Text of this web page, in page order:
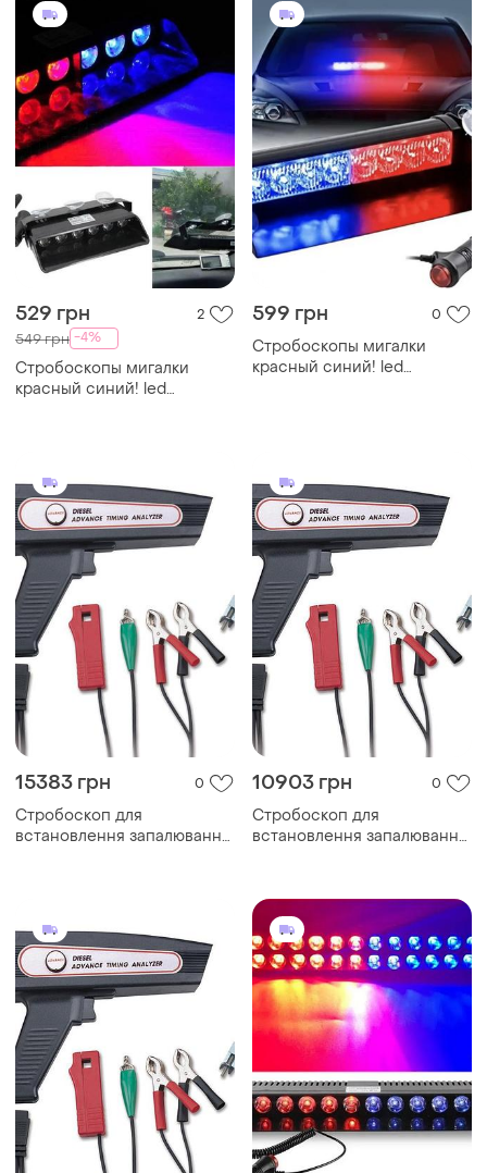
529 грн 2
549 грн -4%
Стробоскопы мигалки
красный синий! led
599 грн 0
Стробоскопы мигалки
красный синий! led
15383 грн 0
Стробоскоп для
встановлення запалювання
10903 грн 0
Стробоскоп для
встановлення запалювання